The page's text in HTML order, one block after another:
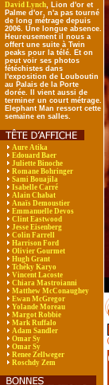
David Lynch, Lion d'or et
Palme d'or, n'a pas tourné
de long métrage depuis
2006. Une longue absence.
Heureusement il nous a
offert une suite à Twin
peaks pour la télé. Et on
peut voir ses photos
fétéchistes dans
l'exposition de Louboutin
au Palais de la Porte
dorée. Il vient aussi de
terminer un court métrage.
Elephant Man ressort cette
semaine en salles.
Aure Atika
Edouard Baer
Juliette Binoche
Romane Bohringer
Sami Bouajila
Isabelle Carré
Alain Chabat
Anaïs Demoustier
Emmanuelle Devos
Clint Eastwood
Jesse Eisenberg
Colin Farrell
Harrison Ford
Olivier Gourmet
Hugh Grant
Tchéky Karyo
Vincent Lacoste
Chiara Mastroianni
Matthew McConaughey
Ewan McGregor
Yolande Moreau
Margot Robbie
Mark Ruffalo
Adam Sandler
Omar Sy
Omar Sy
Renee Zellweger
Roschdy Zem